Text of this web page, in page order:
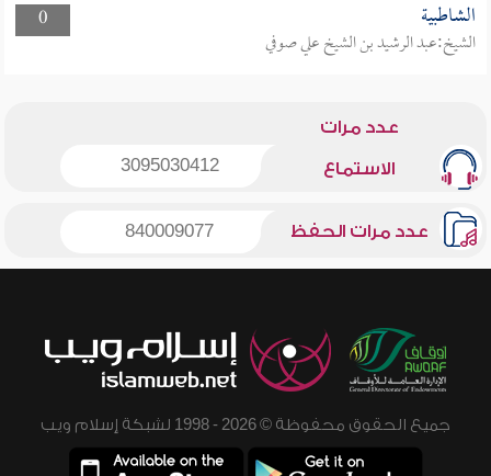
0
الشاطبية
الشيخ:عبد الرشيد بن الشيخ علي صوفي
عدد مرات
الاستماع 3095030412
عدد مرات الحفظ 840009077
جميع الحقوق محفوظة © 2026 - 1998 لشبكة إسلام ويب